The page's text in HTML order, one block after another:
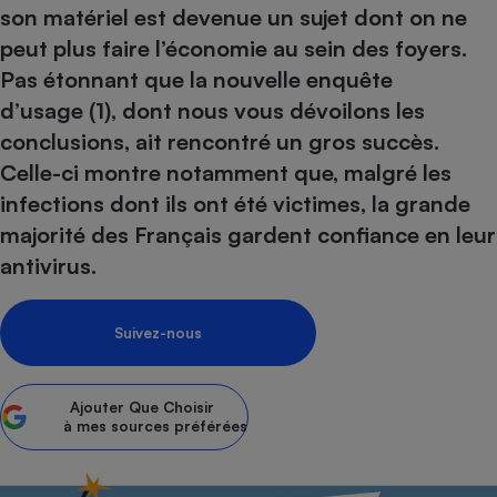
son matériel est devenue un sujet dont on ne
peut plus faire l’économie au sein des foyers.
Pas étonnant que la nouvelle enquête
d’usage (1), dont nous vous dévoilons les
conclusions, ait rencontré un gros succès.
Celle-ci montre notamment que, malgré les
infections dont ils ont été victimes, la grande
majorité des Français gardent confiance en leur
antivirus.
Suivez-nous
Ajouter Que Choisir
à mes sources préférées
Sécurité - Hygiène
Supermarché - Drive
Assurance
Banque - Crédit
Epargne - Fiscalité
Circulation routière
Contrôle technique -
Pièce détachée
Supermarché - Drive
Comparatif
Comparatif plaque à
Comparatif hotte
Comparatif climatiseur
Comparatif aspirateur
Comparatif cafetière
Électricité - Gaz
Comparatif casque audio
Comparatif barre de son
Comparatif imprimante
Comparatif ordinateur
Comparatif tablette
Crédit immobilier
Comparatif tondeuse
Comparatif poêle à
Comparatif radiateur
Bricolage - Jardinage
Chauffage
Hygiène - Beauté
Système de santé -
Maison de retraite
Choisir son fioul
Choisir son pellet
Comparateur assurance emprunteur
Energie Moins Chère Ensemble
Tous les comparateurs
Toutes les cartes interactives
Speedtest - Testez le débit de votre
connexion Internet